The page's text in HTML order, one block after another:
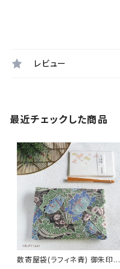
レビュー
最近チェックした商品
数寄屋袋(ラフィネ青) 御朱印帳